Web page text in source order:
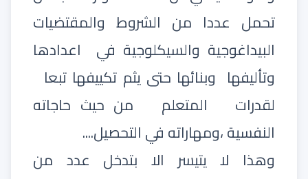
تحمل عددا من الشروط والمقتضيات
البيداغوجية والسيكلوجية في
اعدادها
وتأليفها وبنائها حتى يثم تكييفها تبعا
لقدرات
المتعلم
من حيث حاجاته
النفسية ،ومهاراته في التحصيل....
وهذا لا يتيسر الا بتدخل عدد من